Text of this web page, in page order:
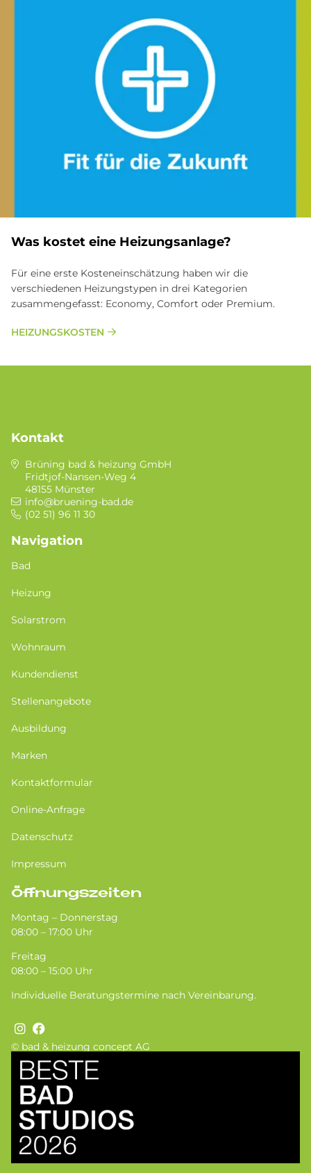
Was kostet eine Heizungsanlage?
Für eine erste Kosteneinschätzung haben wir die
verschiedenen Heizungstypen in drei Kategorien
zusammengefasst: Economy, Comfort oder Premium.
HEIZUNGSKOSTEN
© bad & heizung concept AG
Kontakt
Brüning bad & heizung GmbH
Fridtjof-Nansen-Weg 4
48155 Münster
info@bruening-bad.de
(02 51) 96 11 30
Navigation
Bad
Heizung
Solarstrom
Wohnraum
Kundendienst
Stellenangebote
Ausbildung
Marken
Kontaktformular
Online-Anfrage
Datenschutz
Impressum
Öffnungszeiten
Montag – Donnerstag
08:00 – 17:00 Uhr
Freitag
08:00 – 15:00 Uhr
Individuelle Beratungstermine nach Vereinbarung.